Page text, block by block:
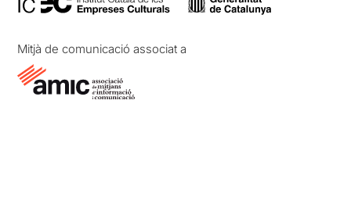
Mitjà de comunicació associat a